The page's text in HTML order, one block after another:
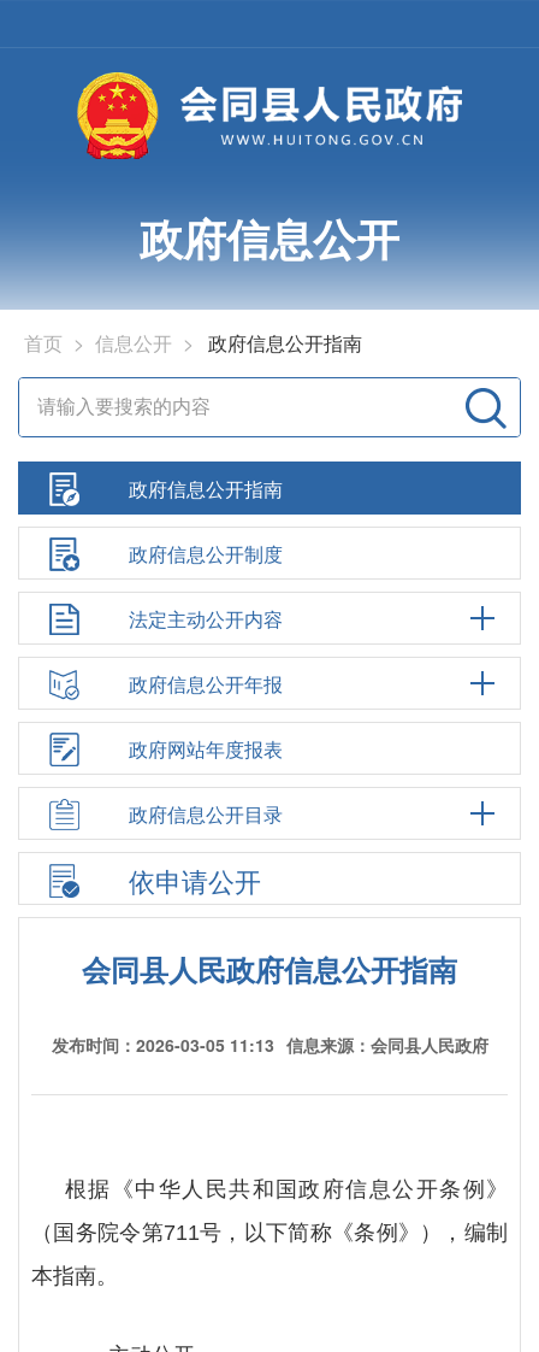
政府信息公开
首页 > 信息公开 > 政府信息公开指南
政府信息公开指南
政府信息公开制度
法定主动公开内容
政府信息公开年报
政府网站年度报表
政府信息公开目录
依申请公开
会同县人民政府信息公开指南
发布时间：2026-03-05 11:13 信息来源：会同县人民政府
根据《中华人民共和国政府信息公开条例》
（国务院令第711号，以下简称《条例》），编制
本指南。